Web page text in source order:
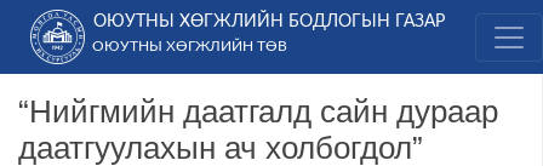
content
ОЮУТНЫ ХӨГЖЛИЙН БОДЛОГЫН ГАЗАР
ОЮУТНЫ ХӨГЖЛИЙН ТӨВ
“Нийгмийн даатгалд сайн дураар
даатгуулахын ач холбогдол”